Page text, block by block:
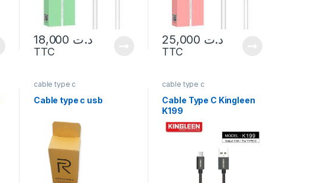
د.ت
TTC
د.ت
TTC
cable type c
Cable type c usb
cable type c
Cable Type C Kingleen
K199